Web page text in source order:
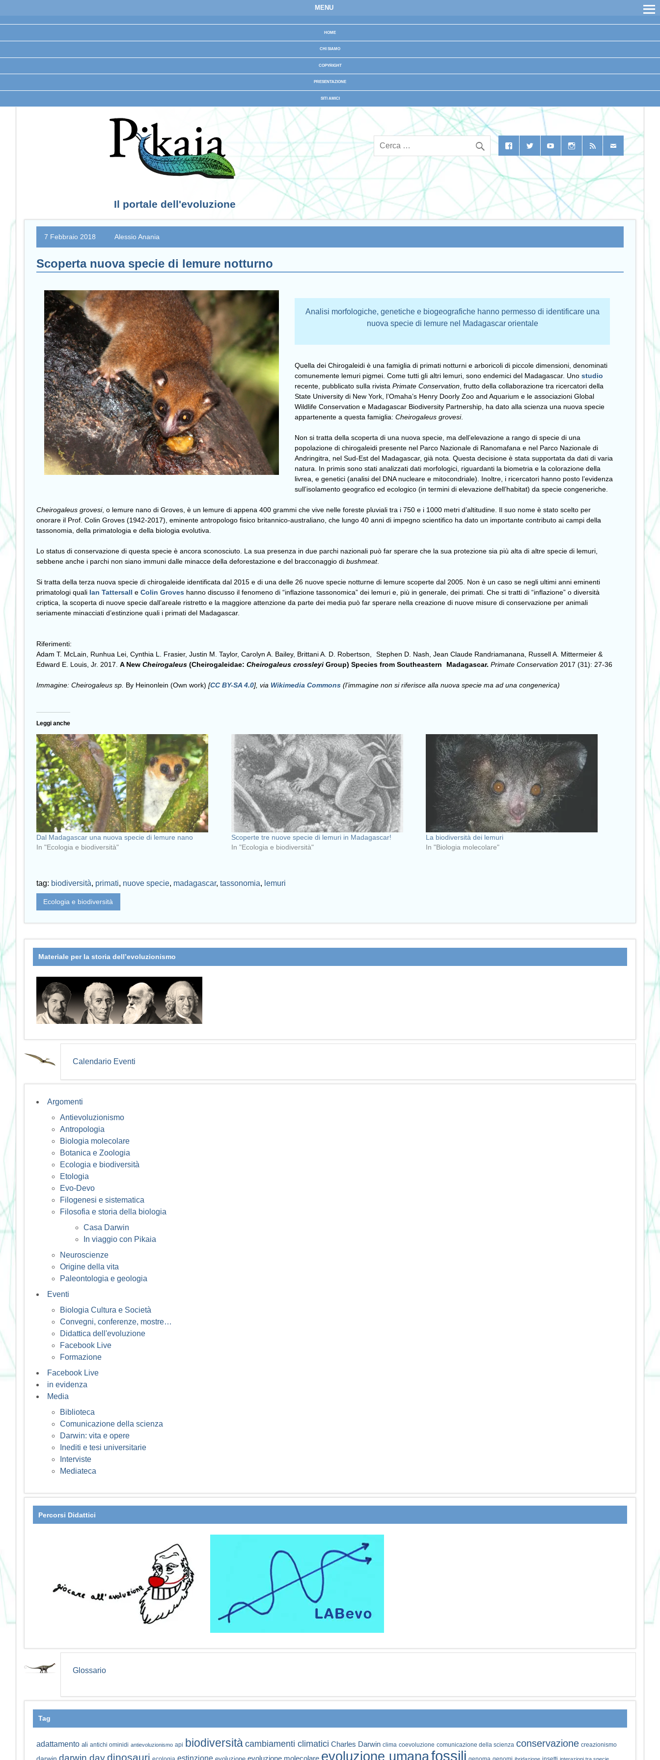
MENU
HOME
CHI SIAMO
COPYRIGHT
PRESENTAZIONE
SITI AMICI
Il portale dell'evoluzione
7 Febbraio 2018 Alessio Anania
Scoperta nuova specie di lemure notturno
Analisi morfologiche, genetiche e biogeografiche hanno permesso di identificare una
nuova specie di lemure nel Madagascar orientale
Quella dei Chirogaleidi è una famiglia di primati notturni e arboricoli di piccole dimensioni, denominati
comunemente lemuri pigmei. Come tutti gli altri lemuri, sono endemici del Madagascar. Unostudio
recente, pubblicato sulla rivistaPrimate Conservation , frutto della collaborazione tra ricercatori della
State University di New York, l’Omaha’s Henry Doorly Zoo and Aquarium e le associazioni Global
Wildlife Conservation e Madagascar Biodiversity Partnership, ha dato alla scienza una nuova specie
appartenente a questa famiglia:Cheirogaleus grovesi.
Non si tratta della scoperta di una nuova specie, ma dell’elevazione a rango di specie di una
popolazione di chirogaleidi presente nel Parco Nazionale di Ranomafana e nel Parco Nazionale di
Andringitra, nel Sud-Est del Madagascar, già nota. Questa decisione è stata supportata da dati di varia
natura. In primis sono stati analizzati dati morfologici, riguardanti la biometria e la colorazione della
livrea, e genetici (analisi del DNA nucleare e mitocondriale). Inoltre, i ricercatori hanno posto l’evidenza
sull’isolamento geografico ed ecologico (in termini di elevazione dell’habitat) da specie congeneriche.
Cheirogaleus grovesi, o lemure nano di Groves, è un lemure di appena 400 grammi che vive nelle foreste pluviali tra i 750 e i 1000 metri d’altitudine. Il suo nome è stato scelto per
onorare il Prof. Colin Groves (1942-2017), eminente antropologo fisico britannico-australiano, che lungo 40 anni di impegno scientifico ha dato un importante contributo ai campi della
tassonomia, della primatologia e della biologia evolutiva.
Lo status di conservazione di questa specie è ancora sconosciuto. La sua presenza in due parchi nazionali può far sperare che la sua protezione sia più alta di altre specie di lemuri,
sebbene anche i parchi non siano immuni dalle minacce della deforestazione e del bracconaggio di bushmeat.
Si tratta della terza nuova specie di chirogaleide identificata dal 2015 e di una delle 26 nuove specie notturne di lemure scoperte dal 2005. Non è un caso se negli ultimi anni eminenti
primatologi quali Ian Tattersall e Colin Groves hanno discusso il fenomeno di “inflazione tassonomica” dei lemuri e, più in generale, dei primati. Che si tratti di “inflazione” o diversità
criptica, la scoperta di nuove specie dall’areale ristretto e la maggiore attenzione da parte dei media può far sperare nella creazione di nuove misure di conservazione per animali
seriamente minacciati d’estinzione quali i primati del Madagascar.
Riferimenti:
Adam T. McLain, Runhua Lei, Cynthia L. Frasier, Justin M. Taylor, Carolyn A. Bailey, Brittani A. D. Robertson, Stephen D. Nash, Jean Claude Randriamanana, Russell A. Mittermeier &
Edward E. Louis, Jr. 2017. A New Cheirogaleus (Cheirogaleidae: Cheirogaleus crossleyi Group) Species from Southeastern Madagascar. Primate Conservation 2017 (31): 27-36
Immagine: Cheirogaleus sp. By Heinonlein (Own work) [CC BY-SA 4.0], via Wikimedia Commons (l’immagine non si riferisce alla nuova specie ma ad una congenerica)
Leggi anche
Dal Madagascar una nuova specie di lemure nano
In "Ecologia e biodiversità"
Scoperte tre nuove specie di lemuri in Madagascar!
In "Ecologia e biodiversità"
La biodiversità dei lemuri
In "Biologia molecolare"
tag: biodiversità, primati, nuove specie, madagascar, tassonomia, lemuri
Ecologia e biodiversità
Materiale per la storia dell’evoluzionismo
Calendario Eventi
Argomenti
Antievoluzionismo
Antropologia
Biologia molecolare
Botanica e Zoologia
Ecologia e biodiversità
Etologia
Evo-Devo
Filogenesi e sistematica
Filosofia e storia della biologia
Casa Darwin
In viaggio con Pikaia
Neuroscienze
Origine della vita
Paleontologia e geologia
Eventi
Biologia Cultura e Società
Convegni, conferenze, mostre…
Didattica dell'evoluzione
Facebook Live
Formazione
Facebook Live
in evidenza
Media
Biblioteca
Comunicazione della scienza
Darwin: vita e opere
Inediti e tesi universitarie
Interviste
Mediateca
Percorsi Didattici
Glossario
Tag
adattamento ali antichi ominidi antievoluzionismo api biodiversitàcambiamenti climatici Charles Darwin clima coevoluzione comunicazione della scienza conservazione creazionismo
dinosauri evoluzione umana fossili